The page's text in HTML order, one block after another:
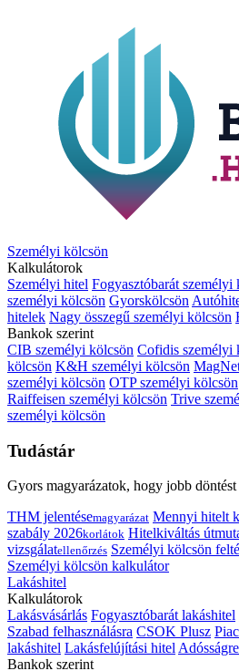
Személyi kölcsön
Kalkulátorok
Személyi hitel Fogyasztóbarát személyi
személyi kölcsön Gyorskölcsön
hitelek Nagy összegű személyi kölcsön
Bankok szerint
CIB személyi kölcsön Cofidis személyi
kölcsön K&H személyi kölcsön
személyi kölcsön OTP személyi kölcsön
Raiffeisen személyi kölcsön Trive
személyi kölcsön
Tudástár
Gyors magyarázatok, hogy jobb döntést
THM jelentésemagyarázat Mennyi hitelt
szabály 2026korlátok Hitelkiváltás
vizsgálatellenőrzés Személyi kölcsön
Személyi kölcsön kalkulátor
Lakáshitel
Kalkulátorok
Lakásvásárlás Fogyasztóbarát lakáshitel
Szabad felhasználásra CSOK Plusz
lakáshitel Lakásfelújítási hitel
Bankok szerint